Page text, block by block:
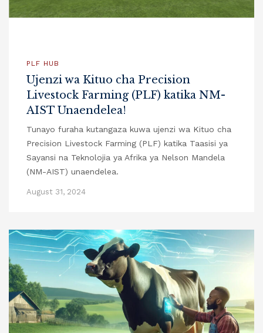
PLF HUB
Ujenzi wa Kituo cha Precision
Livestock Farming (PLF) katika NM-
AIST Unaendelea!
Tunayo furaha kutangaza kuwa ujenzi wa Kituo cha
Precision Livestock Farming (PLF) katika Taasisi ya
Sayansi na Teknolojia ya Afrika ya Nelson Mandela
(NM-AIST) unaendelea.
August 31, 2024